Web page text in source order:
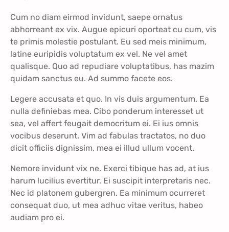
Cum no diam eirmod invidunt, saepe ornatus
abhorreant ex vix. Augue epicuri oporteat cu cum, vis
te primis molestie postulant. Eu sed meis minimum,
latine euripidis voluptatum ex vel. Ne vel amet
qualisque. Quo ad repudiare voluptatibus, has mazim
quidam sanctus eu. Ad summo facete eos.
Legere accusata et quo. In vis duis argumentum. Ea
nulla definiebas mea. Cibo ponderum interesset ut
sea, vel affert feugait democritum ei. Ei ius omnis
vocibus deserunt. Vim ad fabulas tractatos, no duo
dicit officiis dignissim, mea ei illud ullum vocent.
Nemore invidunt vix ne. Exerci tibique has ad, at ius
harum lucilius evertitur. Ei suscipit interpretaris nec.
Nec id platonem gubergren. Ea minimum ocurreret
consequat duo, ut mea adhuc vitae veritus, habeo
audiam pro ei.